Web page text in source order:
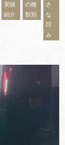
実績
紹介
の種
類別
さ
な
凹
み